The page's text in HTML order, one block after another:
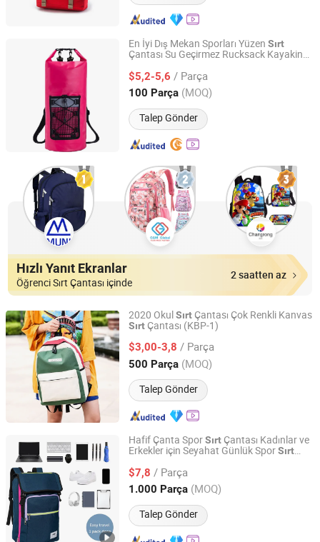
En İyi Dış Mekan Sporları Yüzen Sırt
Çantası Su Geçirmez Rucksack Kayaking
$5,2-5,6 / Parça
100 Parça (MOQ)
Talep Gönder
Changsha Run Bag B&T Co., LTD.
Hunan, China Fiyat 2021
Hızlı Yanıt Ekranlar
Öğrenci Sırt Çantası içinde
2 saatten az
2020 OkulSırt Çantası Çok Renkli Kanvas
Sırt Çantası (KBP-1)
$3,00-3,8 / Parça
500 Parça (MOQ)
Talep Gönder
Guangzhou Kinglaiky Industrial Ltd.,
Guangdong, China Fiyat 2014
Hafif Çanta SporSırt Çantası Kadınlar ve
Erkekler için Seyahat Günlük SporSırt
$7,8 / Parça
1.000 Parça (MOQ)
Talep Gönder
Fuzhou ADF International CO., LTD.
Fujian, China Fiyat 2024